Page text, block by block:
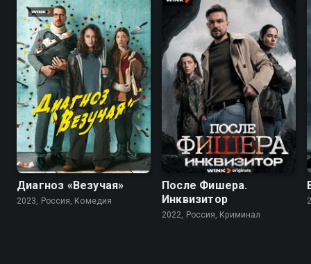
7.4
Диагноз «Везучая»
2023, Россия, Комедия
7.9 6.8
После Фишера.
Инквизитор
2022, Россия, Криминал